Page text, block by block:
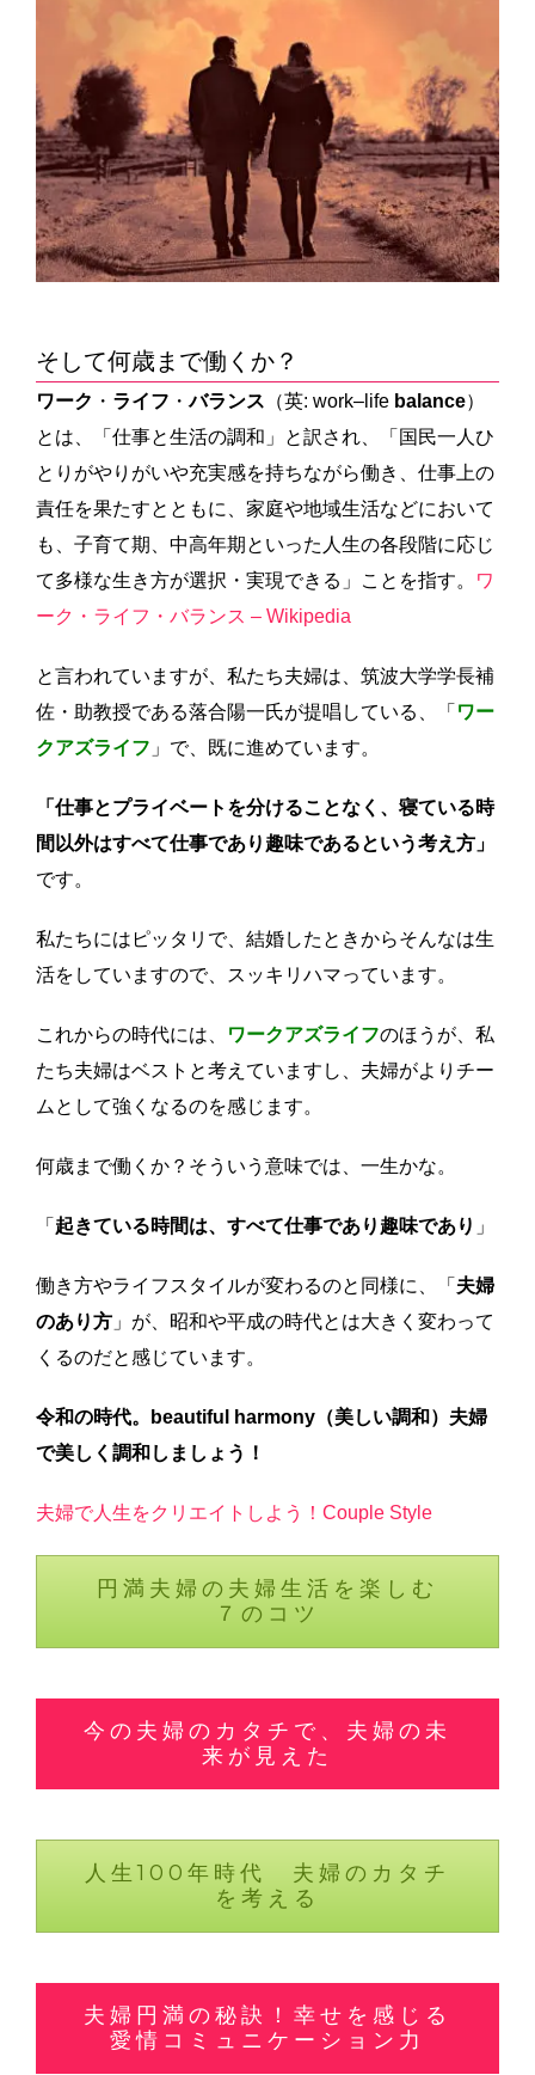
そして何歳まで働くか？
ワーク ・ ライフ ・バランス （英: work–life balance）
とは、「仕事と生活の調和」と訳され、「国民一人ひ
とりがやりがいや充実感を持ちながら働き、仕事上の
責任を果たすとともに、家庭や地域生活などにおいて
も、子育て期、中高年期といった人生の各段階に応じ
て多様な生き方が選択・実現できる」ことを指す。
ワ
ーク・ライフ・バランス – Wikipedia
と言われていますが、私たち夫婦は、筑波大学学長補
佐・助教授である落合陽一氏が提唱している、「 ワー
クアズライフ 」 で、既に進めています。
「仕事とプライベートを分けることなく、寝ている時
間以外はすべて仕事であり趣味であるという考え方」
です。
私たちにはピッタリで、結婚したときからそんなは生
活をしていますので、スッキリハマっています。
これからの時代には、 ワークアズライフのほうが、私
たち夫婦はベストと考えていますし、夫婦がよりチー
ムとして強くなるのを感じます。
何歳まで働くか？そういう意味では、一生かな。
「 起きている時間は、すべて仕事であり趣味であり 」
働き方やライフスタイルが変わるのと同様に、「 夫婦
のあり方 」が、昭和や平成の時代とは大きく変わって
くるのだと感じています。
令和の時代。 beautiful harmony（美しい調和） 夫婦
で美しく調和しましょう！
夫婦で人生をクリエイトしよう！Couple Style
円満夫婦の夫婦生活を楽しむ
７のコツ
今の夫婦のカタチで、夫婦の未
来が見えた
人生100年時代 夫婦のカタチ
を考える
夫婦円満の秘訣！幸せを感じる
愛情コミュニケーション力